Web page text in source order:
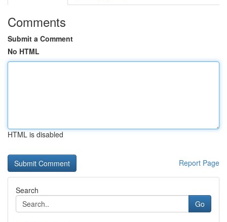
Comments
Submit a Comment
No HTML
HTML is disabled
Report Page
Search
Go